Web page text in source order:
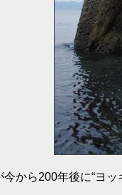
今から200年後に“ヨッ